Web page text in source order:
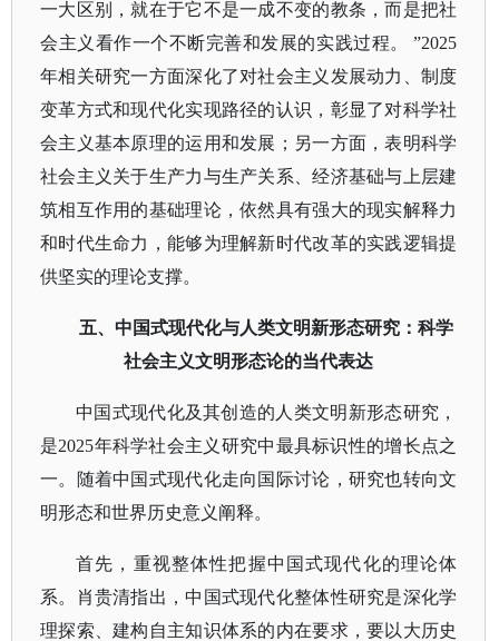
一大区别，就在于它不是一成不变的教条，而是把社
会主义看作一个不断完善和发展的实践过程。 ”2025
年相关研究一方面深化了对社会主义发展动力、制度
变革方式和现代化实现路径的认识，彰显了对科学社
会主义基本原理的运用和发展；另一方面，表明科学
社会主义关于生产力与生产关系、经济基础与上层建
筑相互作用的基础理论，依然具有强大的现实解释力
和时代生命力，能够为理解新时代改革的实践逻辑提
供坚实的理论支撑。
五、中国式现代化与人类文明新形态研究：科学
社会主义文明形态论的当代表达
中国式现代化及其创造的人类文明新形态研究，
是2025年科学社会主义研究中最具标识性的增长点之
一。随着中国式现代化走向国际讨论，研究也转向文
明形态和世界历史意义阐释。
首先，重视整体性把握中国式现代化的理论体
系。肖贵清指出，中国式现代化整体性研究是深化学
理探索、建构自主知识体系的内在要求，要以大历史